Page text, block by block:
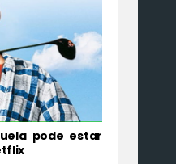
pode estar